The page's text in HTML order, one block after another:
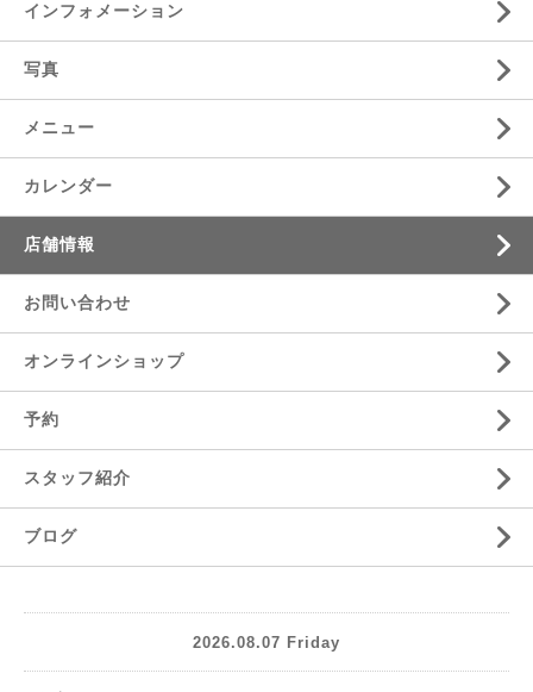
インフォメーション
写真
メニュー
カレンダー
店舗情報
お問い合わせ
オンラインショップ
予約
スタッフ紹介
ブログ
2026.08.07 Friday